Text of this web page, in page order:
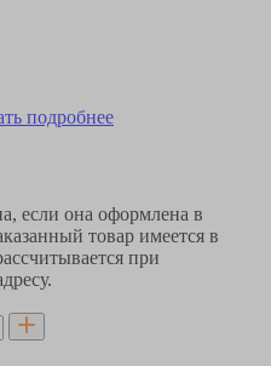
подробнее
если она оформлена в
товар имеется в
при